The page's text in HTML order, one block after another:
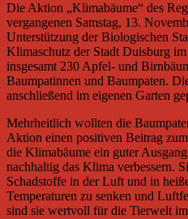
Die Aktion „Klimabäume“ des
vergangenen Samstag, 13.
Unterstützung der Biologischen
Klimaschutz der Stadt Duisburg
insgesamt 230 Apfel- und
Baumpatinnen und Baumpaten.
anschließend im eigenen Garten
Mehrheitlich wollten die
Aktion einen positiven Beitrag
die Klimabäume ein guter
nachhaltig das Klima verbessern.
Schadstoffe in der Luft und in
Temperaturen zu senken und
sind sie wertvoll für die Tierwelt